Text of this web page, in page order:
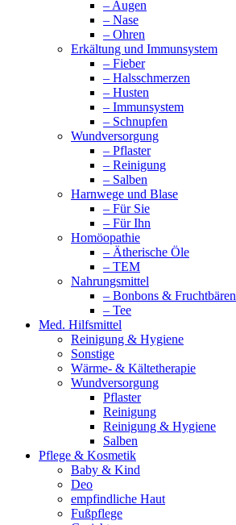
– Augen
– Nase
– Ohren
Erkältung und Immunsystem
– Fieber
– Halsschmerzen
– Husten
– Immunsystem
– Schnupfen
Wundversorgung
– Pflaster
– Reinigung
– Salben
Harnwege und Blase
– Für Sie
– Für Ihn
Homöopathie
– Ätherische Öle
– TEM
Nahrungsmittel
– Bonbons & Fruchtbären
– Tee
Med. Hilfsmittel
Reinigung & Hygiene
Sonstige
Wärme- & Kältetherapie
Wundversorgung
Pflaster
Reinigung
Reinigung & Hygiene
Salben
Pflege & Kosmetik
Baby & Kind
Deo
empfindliche Haut
Fußpflege